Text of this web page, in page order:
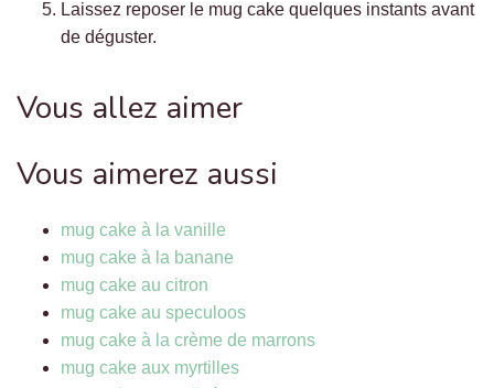
Laissez reposer le mug cake quelques instants avant
de déguster.
Vous allez aimer
Vous aimerez aussi
mug cake à la vanille
mug cake à la banane
mug cake au citron
mug cake au speculoos
mug cake à la crème de marrons
mug cake aux myrtilles